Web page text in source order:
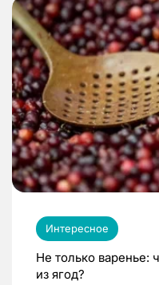
Интересное
Не только варенье:
из ягод?